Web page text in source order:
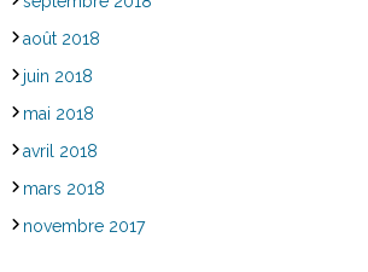
août 2018
juin 2018
mai 2018
avril 2018
mars 2018
novembre 2017